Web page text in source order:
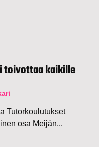
toivottaa kaikille
Tutorkoulutukset
osa Meijän...